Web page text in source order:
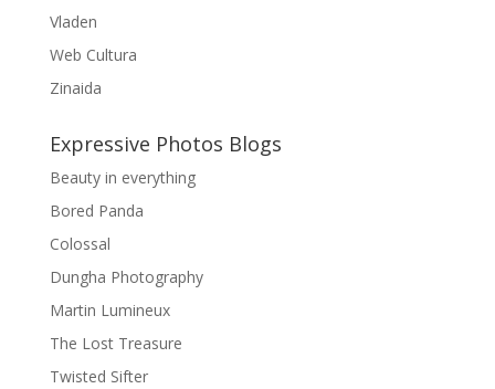
Vladen
Web Cultura
Zinaida
Expressive Photos Blogs
Beauty in everything
Bored Panda
Colossal
Dungha Photography
Martin Lumineux
The Lost Treasure
Twisted Sifter